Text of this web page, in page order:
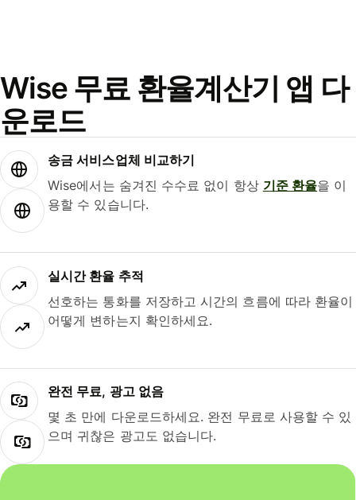
Wise 무료 환율계산기 앱 다
운로드
송금 서비스업체 비교하기
Wise에서는 숨겨진 수수료 없이 항상 기준 환율을 이
용할 수 있습니다.
실시간 환율 추적
선호하는 통화를 저장하고 시간의 흐름에 따라 환율이
어떻게 변하는지 확인하세요.
완전 무료, 광고 없음
몇 초 만에 다운로드하세요. 완전 무료로 사용할 수 있
으며 귀찮은 광고도 없습니다.